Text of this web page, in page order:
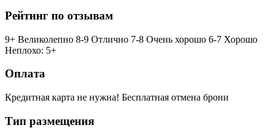
Рейтинг по отзывам
9+ Великолепно 8-9 Отлично 7-8 Очень хорошо 6-7 Хорошо
Неплохо: 5+
Оплата
Кредитная карта не нужна! Бесплатная отмена брони
Тип размещения